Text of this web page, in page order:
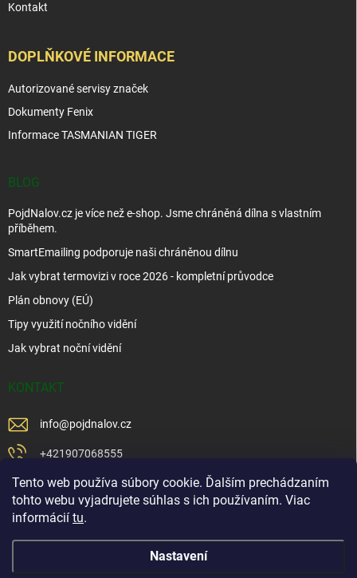
Tento web používa súbory cookie. Ďalším prechádzaním
tohto webu vyjadrujete súhlas s ich používaním. Viac
informácií tu.
Nastavení
Kontakt
DOPLŇKOVÉ INFORMACE
Autorizované servisy značek
Dokumenty Fenix
Informace TASMANIAN TIGER
BLOG
PojdNalov.cz je více než e-shop. Jsme chráněná dílna s vlastním
příběhem.
SmartEmailing podporuje naši chráněnou dílnu
Jak vybrat termovizi v roce 2026 - kompletní průvodce
Plán obnovy (EÚ)
Tipy využití nočního vidění
Jak vybrat noční vidění
KONTAKT
info@pojdnalov.cz
+421907068555
+421902479599
https://www.facebook.com/www.podnalov.sk
podnalov